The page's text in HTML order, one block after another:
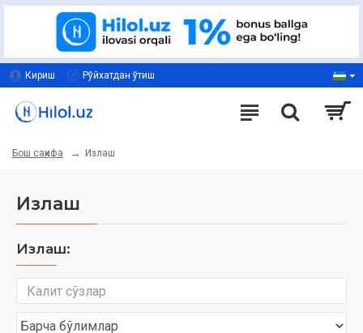
Кириш Рўйхатдан ўтиш
Бош саҳифа Излаш
Излаш
Излаш: